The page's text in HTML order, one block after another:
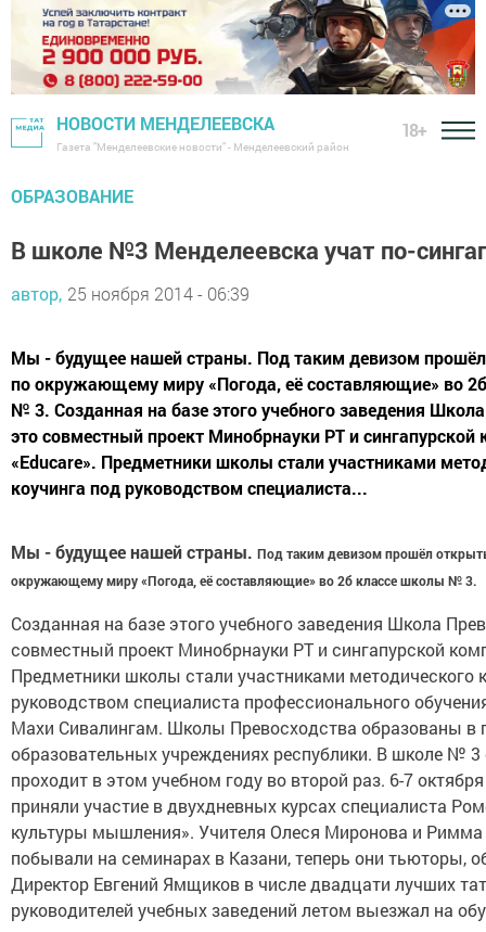
НОВОСТИ МЕНДЕЛЕЕВСКА
Газета "Менделеевские новости" - Менделеевский район
18+
ОБРАЗОВАНИЕ
В школе №3 Менделеевска учат по-
автор, 25 ноября 2014 - 06:39
Мы - будущее нашей страны. Под таким девизом
по окружающему миру «Погода, её составляющие» во
№ 3. Созданная на базе этого учебного заведения
это совместный проект Минобрнауки РТ и сингапурской
«Educare». Предметники школы стали участниками
коучинга под руководством специалиста...
Мы - будущее нашей страны. Под таким девизом прошёл
окружающему миру «Погода, её составляющие» во 2б классе школы № 3.
Созданная на базе этого учебного заведения Школа
совместный проект Минобрнауки РТ и сингапурской
Предметники школы стали участниками методического
руководством специалиста профессионального
Махи Сивалингам. Школы Превосходства образованы в
образовательных учреждениях республики. В школе № 3
проходит в этом учебном году во второй раз. 6-7
приняли участие в двухдневных курсах специалиста
культуры мышления». Учителя Олеся Миронова и Римма
побывали на семинарах в Казани, теперь они тьюторы,
Директор Евгений Ямщиков в числе двадцати лучших
руководителей учебных заведений летом выезжал на